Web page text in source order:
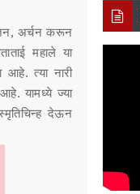
अर्चन करून
महाले या
आहे. त्या नारी
यामध्ये ज्या
देऊन